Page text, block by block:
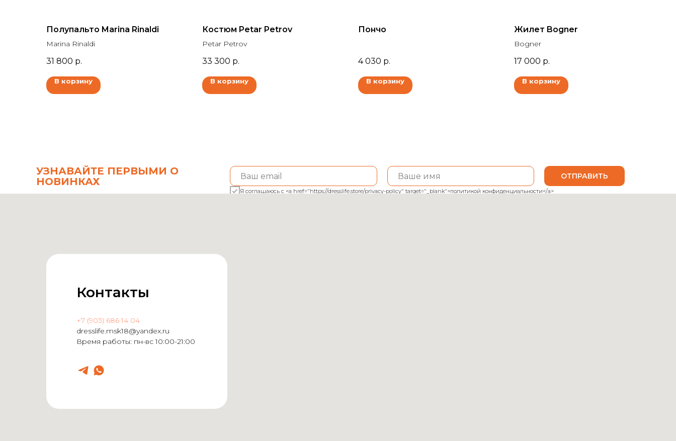
Полупальто Marina Rinaldi
Marina Rinaldi
31 800 р.
В корзину
Костюм Petar Petrov
Petar Petrov
33 300 р.
В корзину
Пончо
4 030 р.
В корзину
Жилет Bogner
Bogner
17 000 р.
В корзину
Я соглашаюсь с <a href="https://dresslife.store/privacy-policy" target="_blank">политикой конфиденциальности</a>
ОТПРАВИТЬ
УЗНАВАЙТЕ ПЕРВЫМИ О
НОВИНКАХ
Контакты
+7 (903) 686 14 04
dresslife.msk18@yandex.ru
Время работы: пн-вс 10:00-21:00